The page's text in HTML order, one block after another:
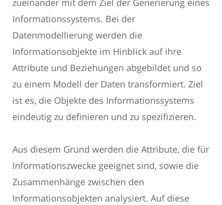
Informationssystems. Bei der
Datenmodellierung werden die
Informationsobjekte im Hinblick auf ihre
Attribute und Beziehungen abgebildet und so
zu einem Modell der Daten transformiert. Ziel
ist es, die Objekte des Informationssystems
eindeutig zu definieren und zu spezifizieren.
Aus diesem Grund werden die Attribute, die für
Informationszwecke geeignet sind, sowie die
Zusammenhänge zwischen den
Informationsobjekten analysiert. Auf diese